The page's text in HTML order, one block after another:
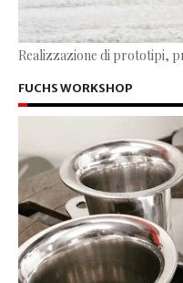
Realizzazione di prototipi,
FUCHS WORKSHOP